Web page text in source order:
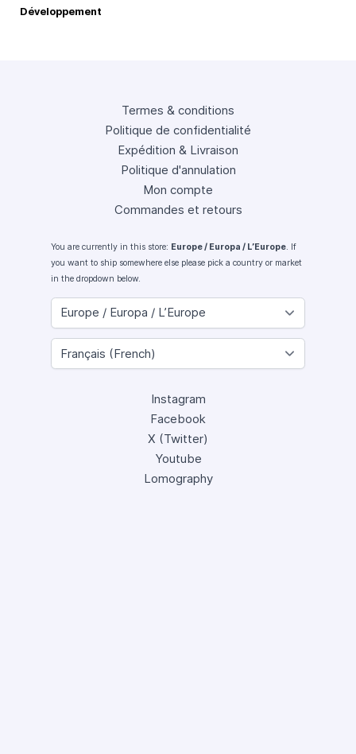
Développement
Termes & conditions
Politique de confidentialité
Expédition & Livraison
Politique d'annulation
Mon compte
Commandes et retours
You are currently in this store: Europe / Europa / L’Europe. If
you want to ship somewhere else please pick a country or market
in the dropdown below.
Instagram
Facebook
X (Twitter)
Youtube
Lomography